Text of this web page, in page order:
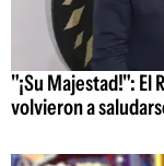
"¡Su Majestad!": El
volvieron a